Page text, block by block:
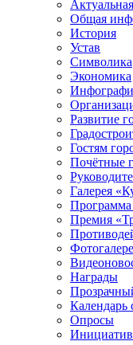
Общая
История
Устав
Символика
Экономика
Развитие
Гостям
Почётные
Галерея
Премия
Награды
Календарь
Опросы